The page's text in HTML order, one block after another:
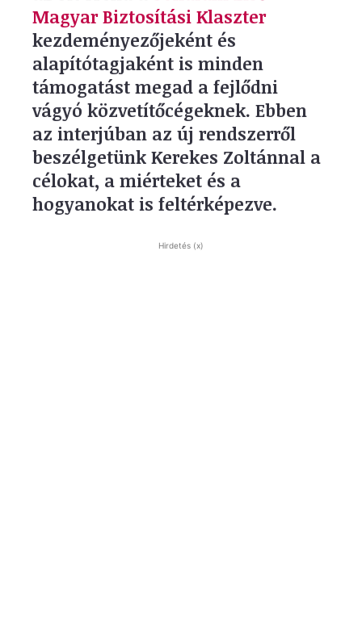
MagyarBiztosítási Klaszter
kezdeményezőjeként és
alapítótagjaként is minden
támogatást megad a fejlődni
vágyó közvetítőcégeknek. Ebben
az interjúban az új rendszerről
beszélgetünk Kerekes Zoltánnal a
célokat, a miérteket és a
hogyanokat is feltérképezve.
Hirdetés (x)